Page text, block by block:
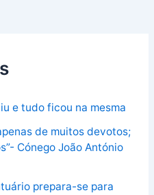
e tudo ficou na mesma
de muitos devotos;
Cónego João António
prepara-se para